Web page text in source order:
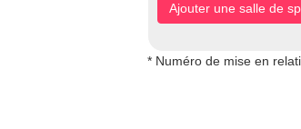
Ajouter une salle de
* Numéro de mise en